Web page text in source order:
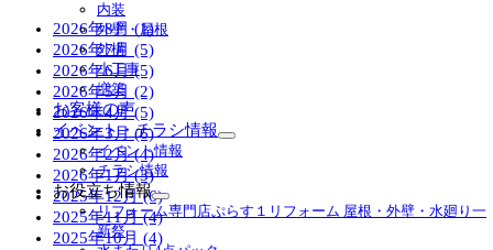
を
展
開
内装
外壁・屋根
外構
小工事
増築
お客様の声
イベント・チラシ情報
サ
ニ
ュ
イベント情報
チラシ情報
お役立ち情報
サ
ブ
メ
リフォーム専門店ぷらす１リフォーム 屋根・外壁・水廻り一
新祭
2026年8月 (1)
2026年7月 (5)
2026年6月 (5)
2026年5月 (2)
2026年4月 (5)
2026年3月 (6)
2026年2月 (4)
2026年1月 (3)
2025年12月 (6)
2025年11月 (4)
2025年10月 (4)